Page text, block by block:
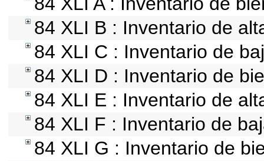
84 XLI B : Inventario de
84 XLI C : Inventario de
84 XLI D : Inventario de
84 XLI E : Inventario de
84 XLI F : Inventario de
84 XLI G : Inventario de